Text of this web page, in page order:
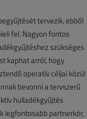
tervezik, ebből
fel. Nagyon fontos
szükséges
kaphat arról, hogy
operatív céljai közül
bevonni a tervszerű
hulladékgyűjtés
legfontosabb partnerkör,